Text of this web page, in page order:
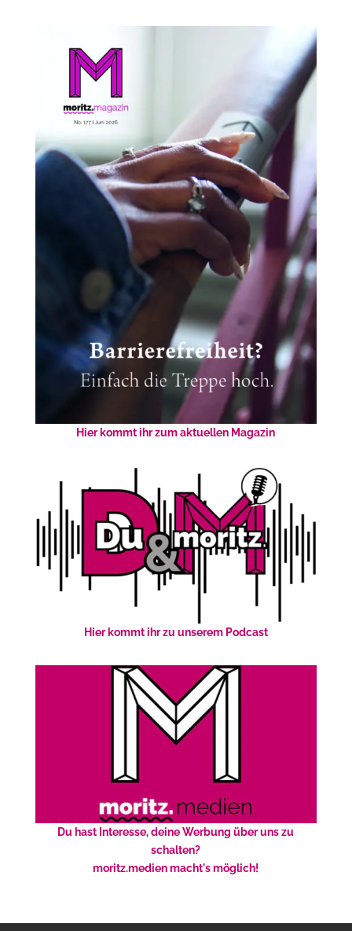
Hier kommt ihr zum aktuellen Magazin
Hier kommt ihr zu unserem Podcast
Du hast Interesse, deine Werbung über uns zu
schalten?
moritz.medien macht's möglich!